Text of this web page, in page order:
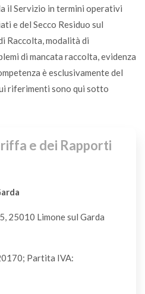
in legno
il Servizio in termini operativi
e del Secco Residuo sul
Raccolta, modalità di
di mancata raccolta, evidenza
è esclusivamente del
riferimenti sono qui sotto
e dei Rapporti
25010 Limone sul Garda
Partita IVA: